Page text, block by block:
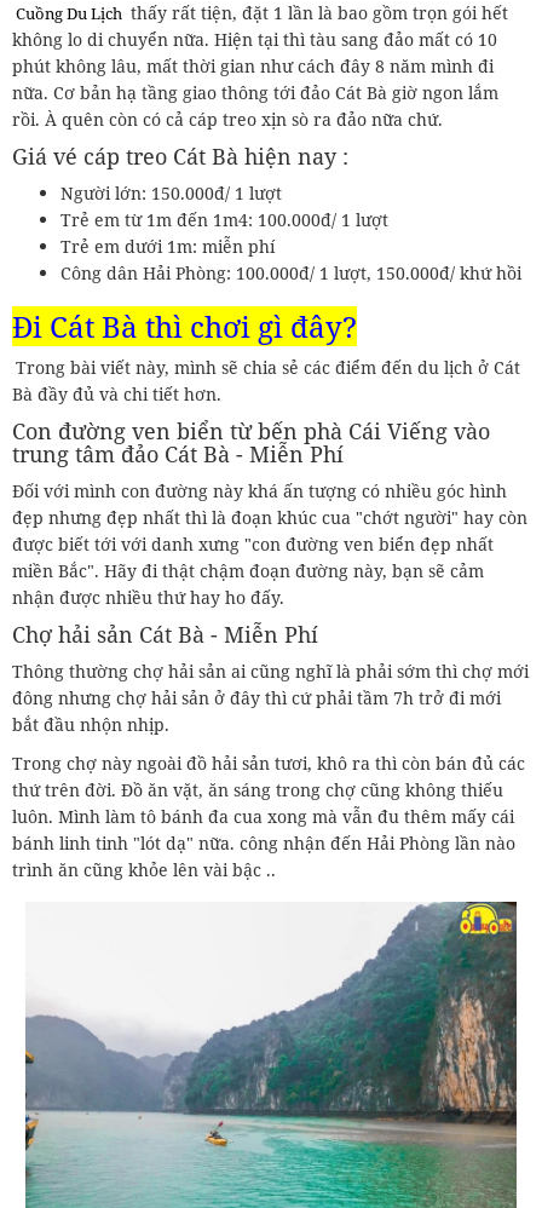
Cuồng Du Lịch thấy rất tiện, đặt 1 lần là bao gồm trọn gói hết
không lo di chuyển nữa. Hiện tại thì tàu sang đảo mất có 10
phút không lâu, mất thời gian như cách đây 8 năm mình đi
nữa. Cơ bản hạ tầng giao thông tới đảo Cát Bà giờ ngon lắm
rồi. À quên còn có cả cáp treo xịn sò ra đảo nữa chứ.
Giá vé cáp treo Cát Bà hiện nay :
Người lớn: 150.000đ/ 1 lượt
Trẻ em từ 1m đến 1m4: 100.000đ/ 1 lượt
Trẻ em dưới 1m: miễn phí
Công dân Hải Phòng: 100.000đ/ 1 lượt, 150.000đ/ khứ hồi
Đi Cát Bà thì chơi gì đây?
Trong bài viết này, mình sẽ chia sẻ các điểm đến du lịch ở Cát
Bà đầy đủ và chi tiết hơn.
Con đường ven biển từ bến phà Cái Viếng vào
trung tâm đảo Cát Bà - Miễn Phí
Đối với mình con đường này khá ấn tượng có nhiều góc hình
đẹp nhưng đẹp nhất thì là đoạn khúc cua "chớt người" hay còn
được biết tới với danh xưng "con đường ven biển đẹp nhất
miền Bắc". Hãy đi thật chậm đoạn đường này, bạn sẽ cảm
nhận được nhiều thứ hay ho đấy.
Chợ hải sản Cát Bà - Miễn Phí
Thông thường chợ hải sản ai cũng nghĩ là phải sớm thì chợ mới
đông nhưng chợ hải sản ở đây thì cứ phải tầm 7h trở đi mới
bắt đầu nhộn nhịp.
Trong chợ này ngoài đồ hải sản tươi, khô ra thì còn bán đủ các
thứ trên đời. Đồ ăn vặt, ăn sáng trong chợ cũng không thiếu
luôn. Mình làm tô bánh đa cua xong mà vẫn đu thêm mấy cái
bánh linh tinh "lót dạ" nữa. công nhận đến Hải Phòng lần nào
trình ăn cũng khỏe lên vài bậc ..